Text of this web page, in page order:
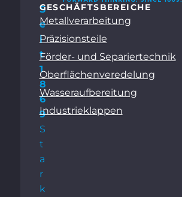
S
e
i
t
1
8
6
9
S
t
a
r
k
GESCHÄFTSBEREICHE
Metallverarbeitung
Präzisionsteile
Förder- und Separiertechnik
Oberflächenveredelung
Wasseraufbereitung
Industrieklappen